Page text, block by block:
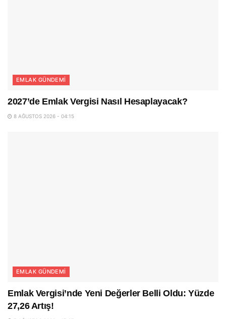
EMLAK GÜNDEMI
2027’de Emlak Vergisi Nasıl Hesaplayacak?
8 AĞUSTOS 2026 - 04:15
EMLAK GÜNDEMI
Emlak Vergisi’nde Yeni Değerler Belli Oldu: Yüzde
27,26 Artış!